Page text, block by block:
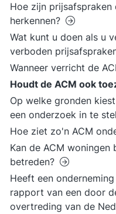
Hoe zijn
herkennen?
Wat kunt u doen als u
verboden
Wanneer verricht de
Houdt de ACM ook
Op welke gronden
een onderzoek in te
Hoe ziet zo'n ACM
Kan de ACM
betreden?
Heeft een
rapport van een door
overtreding van de